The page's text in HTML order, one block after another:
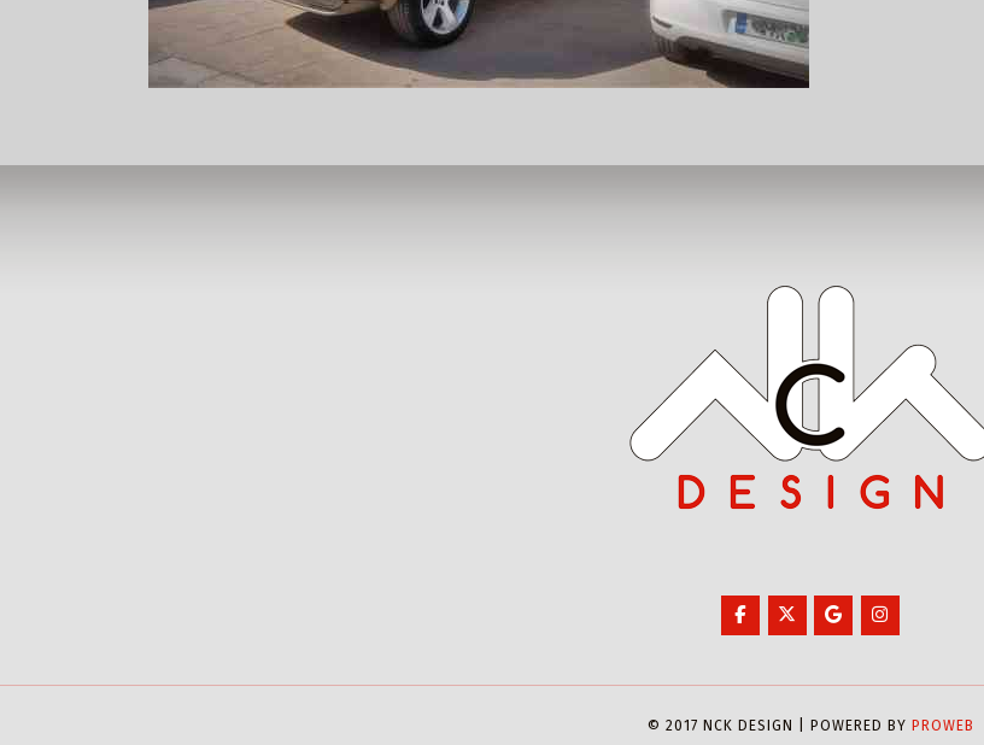
© 2017 NCK DESIGN | POWERED BY PROWEB